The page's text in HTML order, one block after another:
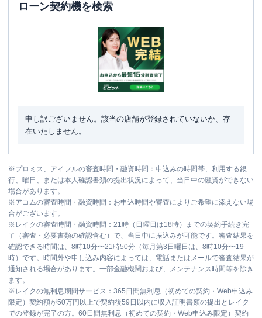
ローン契約機を検索
申し訳ございません。該当の店舗が登録されていないか、存
在いたしません。
※プロミス、アイフルの審査時間・融資時間：申込みの時間帯、利用する銀
行、曜日、または本人確認書類の提出状況によって、当日中の融資ができない
場合があります。
※アコムの審査時間・融資時間：お申込時間や審査によりご希望に添えない場
合がございます。
※ レイクの審査時間・融資時間：21時（日曜日は18時）までの契約手続き完
了（審査・必要書類の確認含む）で、当日中に振込みが可能です。審査結果を
確認できる時間は、8時10分〜21時50分（毎月第3日曜日は、8時10分〜19
時）です。時間外や申し込み内容によっては、電話またはメールで審査結果が
通知される場合があります。一部金融機関および、メンテナンス時間等を除き
ます。
※ レイクの無利息期間サービス：365日間無利息（初めての契約・Web申込み
限定）契約額が50万円以上で契約後59日以内に収入証明書類の提出とレイク
での登録が完了の方。60日間無利息（初めての契約・Web申込み限定）契約